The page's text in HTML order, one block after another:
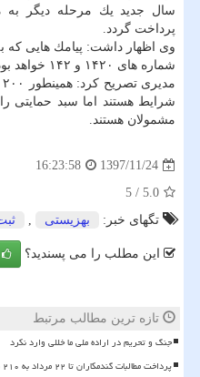
سال جدید یك مرحله دیگر به
پرداخت گردد.
وی اظهار داشت: پیامك هایی كه
شماره های ۱۴۲۰ و ۱۴۲ خواهد بود.
مدیری تصریح كرد: همینطور ۲۰۰ هزار نفر از
شرایط هستند اما سبد حمایتی
مشمولان هستند.
1397/11/24
16:23:58
5.0
/
5
تگهای خبر:
بهزیستی ,
این مطلب را می پسندید؟
تازه ترین مطالب مرتبط
جنگ و تحریم در اراده ملی ما خللی وارد نکرد
پرداخت مطالبات گندمکاران تا ۲۲ مرداد به ۲۱۰ همت می رسد